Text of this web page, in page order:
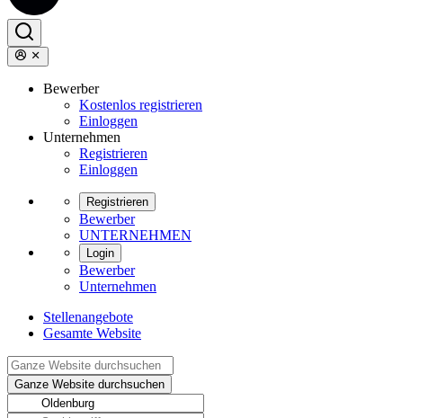
Bewerber
Kostenlos registrieren
Einloggen
Unternehmen
Registrieren
Einloggen
Registrieren
Bewerber
UNTERNEHMEN
Login
Bewerber
Unternehmen
Stellenangebote
Gesamte Website